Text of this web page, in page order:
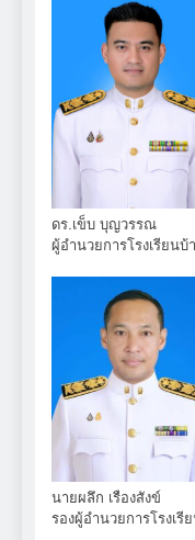
ดร.เข็บ บุญวรรณ
ผู้อำนวยการโรงเรียน
นายผลึก เรืองสังข์
รองผู้อำนวยการโรงเ